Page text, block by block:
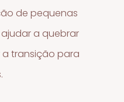
de pequenas
a quebrar
a transição para